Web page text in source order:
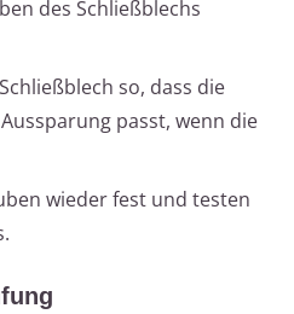
des Schließblechs
so, dass die
passt, wenn die
wieder fest und testen